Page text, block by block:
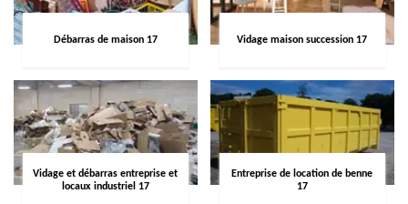
Débarras de maison 17 Vidage maison succession 17
Vidage et débarras entreprise et
locaux industriel 17
Entreprise de location de benne
17